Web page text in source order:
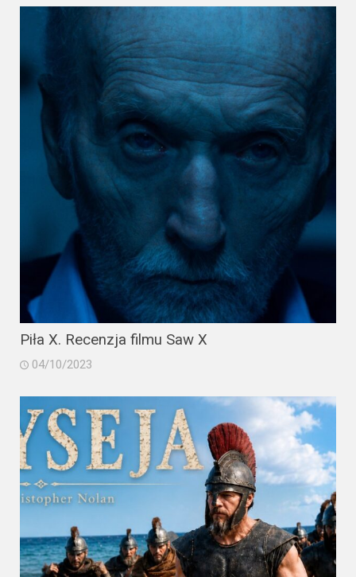
Podsumowania
2023
2022
2021
2020
2019
2016
2017
2015
2014
Piła X. Recenzja filmu Saw X
04/10/2023